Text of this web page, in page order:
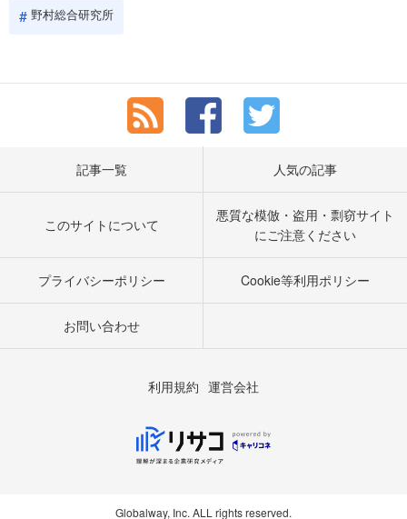
野村総合研究所
記事一覧 人気の記事
このサイトについて
悪質な模倣・盗用・剽窃サイト
にご注意ください
プライバシーポリシー Cookie等利用ポリシー
お問い合わせ
利用規約 運営会社
Globalway, Inc. ALL rights reserved.